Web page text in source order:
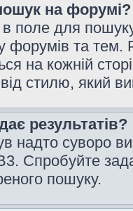
на форумі?
поле для
форумів та
на кожній
стилю, який
результатів?
суворо
Спробуйте
пошуку.